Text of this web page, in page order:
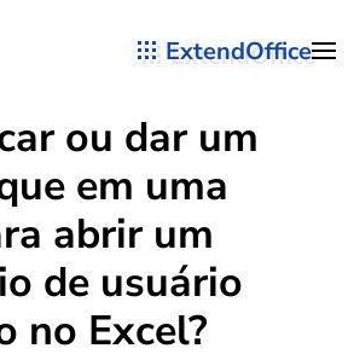
ExtendOffice
ou dar um
em uma
abrir um
de usuário
no Excel?